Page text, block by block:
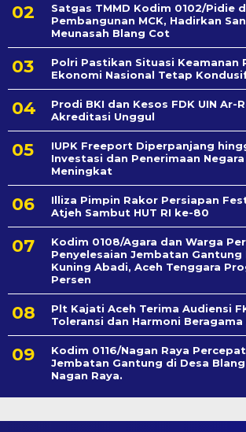
Satgas TMMD Kodim 0102/Pidie
Pembangunan MCK, Hadirkan
Meunasah Blang Cot
Polri Pastikan Situasi Keamanan
Ekonomi Nasional Tetap
Prodi BKI dan Kesos FDK UIN Ar-
Akreditasi Unggul
IUPK Freeport Diperpanjang
Investasi dan Penerimaan
Meningkat
Illiza Pimpin Rakor Persiapan
Atjeh Sambut HUT RI ke-80
Kodim 0108/Agara dan Warga
Penyelesaian Jembatan
Kuning Abadi, Aceh Tenggara
Persen
Plt Kajati Aceh Terima Audiensi
Toleransi dan Harmoni Beragama
Kodim 0116/Nagan Raya
Jembatan Gantung di Desa
Nagan Raya.